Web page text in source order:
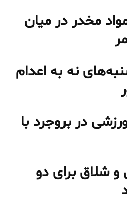
مخدر در میان
نه به اعدام
در بروجرد با
شلاق برای دو